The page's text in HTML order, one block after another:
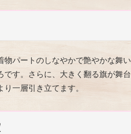
物パートのしなやかで艶やかな舞い
です。さらに、大きく翻る旗が舞台
一層引き立てます。